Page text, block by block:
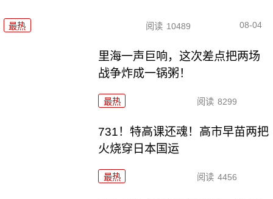
最热 阅读 10489 08-04
里海一声巨响，这次差点把两场
战争炸成一锅粥！
最热 阅读 8299
731！特高课还魂！高市早苗两把
火烧穿日本国运
最热 阅读 4456